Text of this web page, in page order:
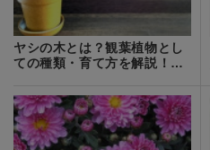
ヤシの木とは？観葉植物とし
ての種類・育て方を解説！枯